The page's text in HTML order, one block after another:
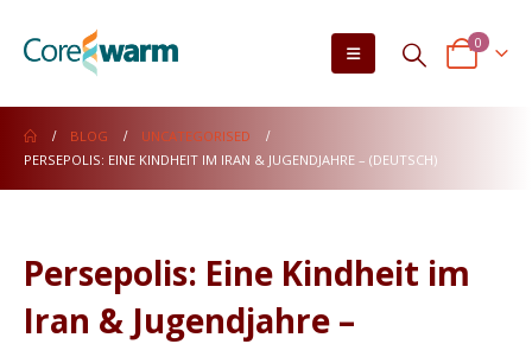
0
BLOG
UNCATEGORISED
PERSEPOLIS: EINE KINDHEIT IM IRAN & JUGENDJAHRE – (DEUTSCH)
Persepolis: Eine Kindheit im
Iran & Jugendjahre –